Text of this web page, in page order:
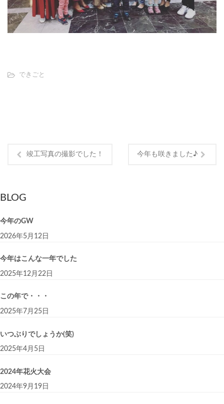
できごと
竣工写真の撮影でした！ 今年も咲きました♪
BLOG
今年のGW
2026年5月12日
今年はこんな一年でした
2025年12月22日
この年で・・・
2025年7月25日
いつぶりでしょうか(笑)
2025年4月5日
2024年花火大会
2024年9月19日